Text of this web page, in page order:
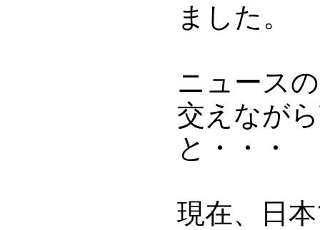
ました。
ニュース
交えなが
と・・・
現在、日